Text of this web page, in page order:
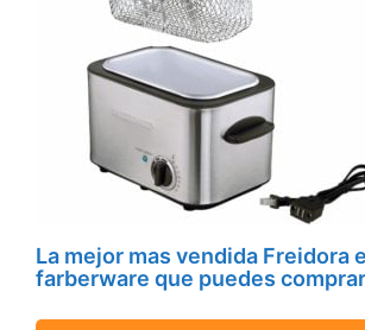
La mejor mas vendida Freidora
farberware que puedes